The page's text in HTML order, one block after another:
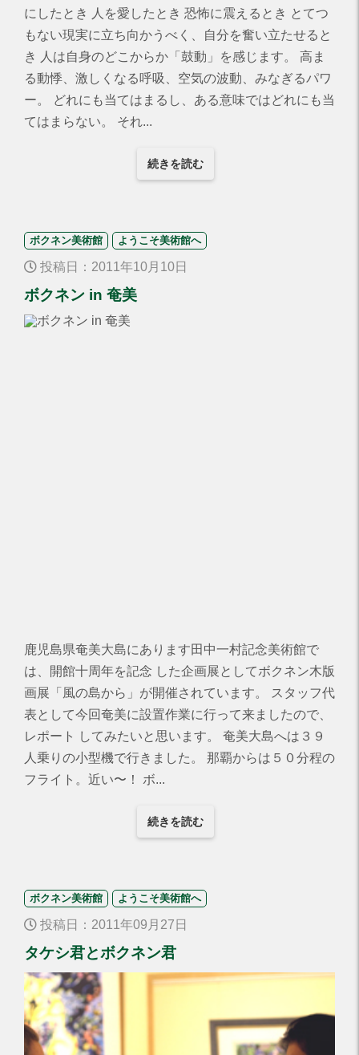
にしたとき 人を愛したとき 恐怖に震えるとき とてつ
もない現実に立ち向かうべく、自分を奮い立たせると
き 人は自身のどこからか「鼓動」を感じます。 高ま
る動悸、激しくなる呼吸、空気の波動、みなぎるパワ
ー。 どれにも当てはまるし、ある意味ではどれにも当
てはまらない。 それ...
続きを読む
ボクネン美術館 ようこそ美術館へ
投稿日：2011年10月10日
ボクネン in 奄美
鹿児島県奄美大島にあります田中一村記念美術館で
は、開館十周年を記念 した企画展としてボクネン木版
画展「風の島から」が開催されています。 スタッフ代
表として今回奄美に設置作業に行って来ましたので、
レポート してみたいと思います。 奄美大島へは３９
人乗りの小型機で行きました。 那覇からは５０分程の
フライト。近い〜！ ボ...
続きを読む
ボクネン美術館 ようこそ美術館へ
投稿日：2011年09月27日
タケシ君とボクネン君